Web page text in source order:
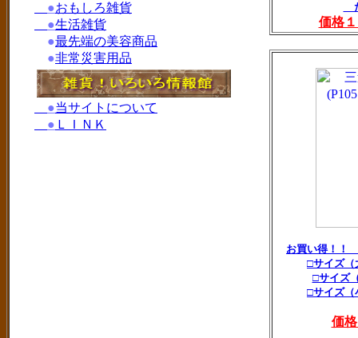
価格
お買い得！！
□サイズ（
□サイズ
□サイズ
価
●おもしろ雑貨
●生活雑貨
●最先端の美容商品
●非常災害用品
●当サイトについて
● ＬＩＮＫ